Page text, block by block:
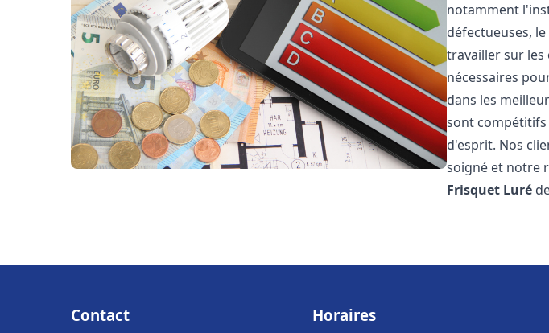
notamment
défectueuses,
travailler sur les
nécessaires
dans les
sont compétitifs
d'esprit. Nos
soigné et notre
Frisquet Luré
Contact Horaires